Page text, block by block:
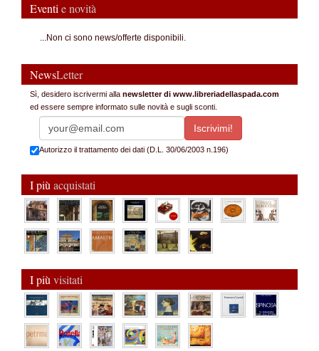
Eventi e novità
...Non ci sono news/offerte disponibili.
NewsLetter
Sì, desidero iscrivermi alla newsletter di www.libreriadellaspada.com
ed essere sempre informato sulle novità e sugli sconti.
Autorizzo il trattamento dei dati (D.L. 30/06/2003 n.196)
I più acquistati
I più visitati